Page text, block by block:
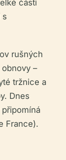
části
s
rušných
–
tržnice a
Dnes
France).